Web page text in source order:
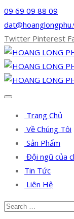
09 69 09 88 09
Twitter Pinterest
Trang Chủ
Về Chúng Tôi
Sản Phẩm
Đội ngũ của
Tin Tức
Liên Hệ